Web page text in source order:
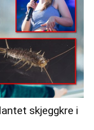
skjeggkre i